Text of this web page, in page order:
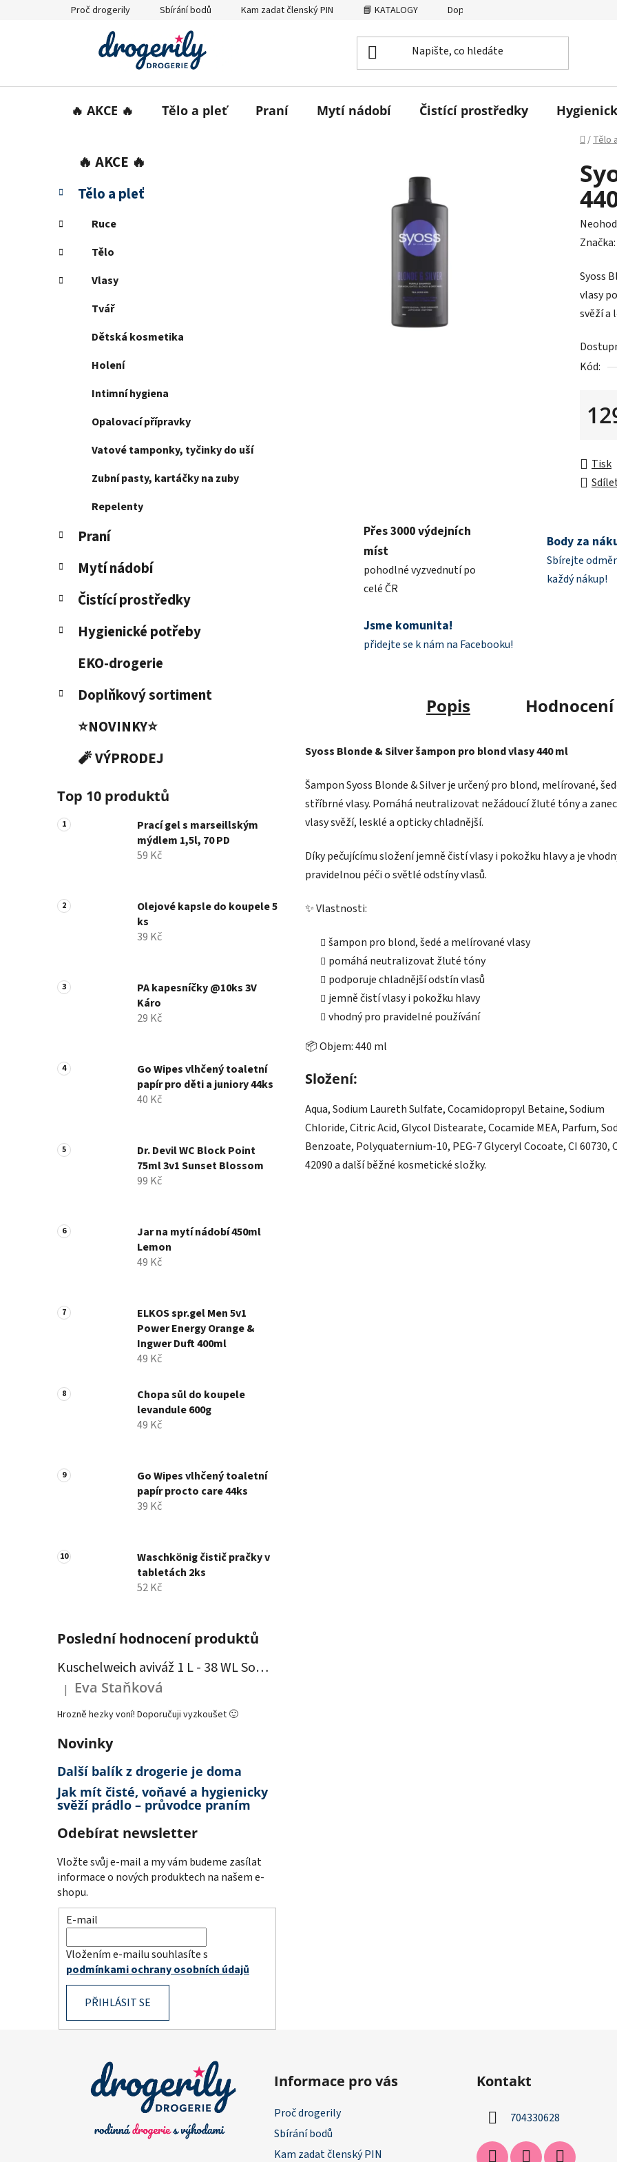
Proč drogerily Sbírání bodů Kam zadat členský PIN 📘 KATALOGY Dopravné
🔥 AKCE 🔥 Tělo a pleť Praní Mytí nádobí Čistící prostředky
Domů
/Tělo
s
r
a
n
n
Přeskočit
kategorie
t
e
o
r
i
e
🔥 AKCE 🔥
Tělo a pleť
Ruce
Tělo
Vlasy
Tvář
Dětská kosmetika
Holení
Intimní hygiena
Opalovací přípravky
Vatové tamponky, tyčinky do uší
Zubní pasty, kartáčky na zuby
Repelenty
Praní
Mytí nádobí
Čistící prostředky
Hygienické potřeby
EKO-drogerie
Doplňkový sortiment
⭐NOVINKY⭐
🧨 VÝPRODEJ
Top 10 produktů
Prací gel s marseillským
mýdlem 1,5l, 70 PD
59 Kč
Olejové kapsle do koupele 5
ks
39 Kč
PA kapesníčky @10ks 3V
Káro
29 Kč
Go Wipes vlhčený toaletní
papír pro děti a juniory 44ks
40 Kč
Dr. Devil WC Block Point
75ml 3v1 Sunset Blossom
99 Kč
Jar na mytí nádobí 450ml
Lemon
49 Kč
ELKOS spr.gel Men 5v1
Power Energy Orange &
Ingwer Duft 400ml
49 Kč
Chopa sůl do koupele
levandule 600g
49 Kč
Go Wipes vlhčený toaletní
papír procto care 44ks
39 Kč
Waschkönig čistič pračky v
tabletách 2ks
52 Kč
Poslední hodnocení produktů
Kuschelweich aviváž 1 L - 38 WL Sommerwind - modrá
Hodnocení produktu je 5 z 5 hvězdiček.
| Eva Staňková
Hrozně hezky voní! Doporučuji vyzkoušet 🙂
Novinky
Další balík z drogerie je doma
Jak mít čisté, voňavé a hygienicky
svěží prádlo – průvodce praním
Odebírat newsletter
Vložte svůj e-mail a my vám budeme zasílat
informace o nových produktech na našem e-
shopu.
E-mail
Vložením e-mailu souhlasíte s
podmínkami ochrany osobních údajů
PŘIHLÁSIT SE
je
0,0
z
Značka:
Syoss
vlasy
svěží a
Kód:
Tisk
Přes 3000 výdejních
míst
pohodlné vyzvednutí po
celé ČR
Body za
Sbírejte
každý nákup!
Jsme komunita!
přidejte se k nám na Facebooku!
Popis Hodnocení
Syoss Blonde & Silver šampon pro blond vlasy 440 ml
Šampon Syoss Blonde & Silver je určený pro blond, melírované,
stříbrné vlasy. Pomáhá neutralizovat nežádoucí žluté tóny a
vlasy svěží, lesklé a opticky chladnější.
Díky pečujícímu složení jemně čistí vlasy i pokožku hlavy a je
pravidelnou péči o světlé odstíny vlasů.
✨ Vlastnosti:
šampon pro blond, šedé a melírované vlasy
pomáhá neutralizovat žluté tóny
podporuje chladnější odstín vlasů
jemně čistí vlasy i pokožku hlavy
vhodný pro pravidelné používání
📦 Objem: 440 ml
Složení:
Aqua, Sodium Laureth Sulfate, Cocamidopropyl Betaine, Sodium
Chloride, Citric Acid, Glycol Distearate, Cocamide MEA, Parfum,
Benzoate, Polyquaternium-10, PEG-7 Glyceryl Cocoate, CI 60730,
42090 a další běžné kosmetické složky.
Informace pro vás
Proč drogerily
Sbírání bodů
Kam zadat členský PIN
Kontakt
704330628